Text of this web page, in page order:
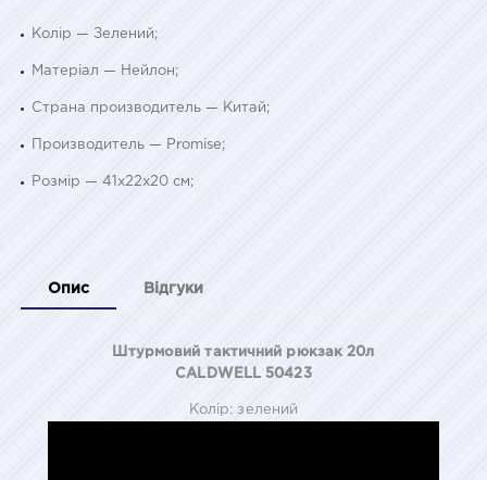
Колір — Зелений;
Матеріал — Нейлон;
Страна производитель — Китай;
Производитель — Promise;
Розмір — 41x22x20 см;
Опис Відгуки
Штурмовий тактичний рюкзак 20л
CALDWELL 50423
Колір: зелений